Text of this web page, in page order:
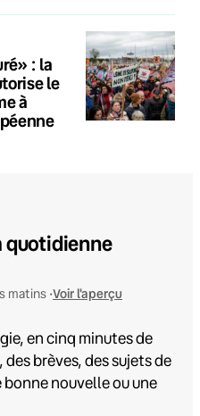
: la
le
à
quotidienne
matins •Voir l'aperçu
en cinq minutes de
brèves, des sujets de
nouvelle ou une